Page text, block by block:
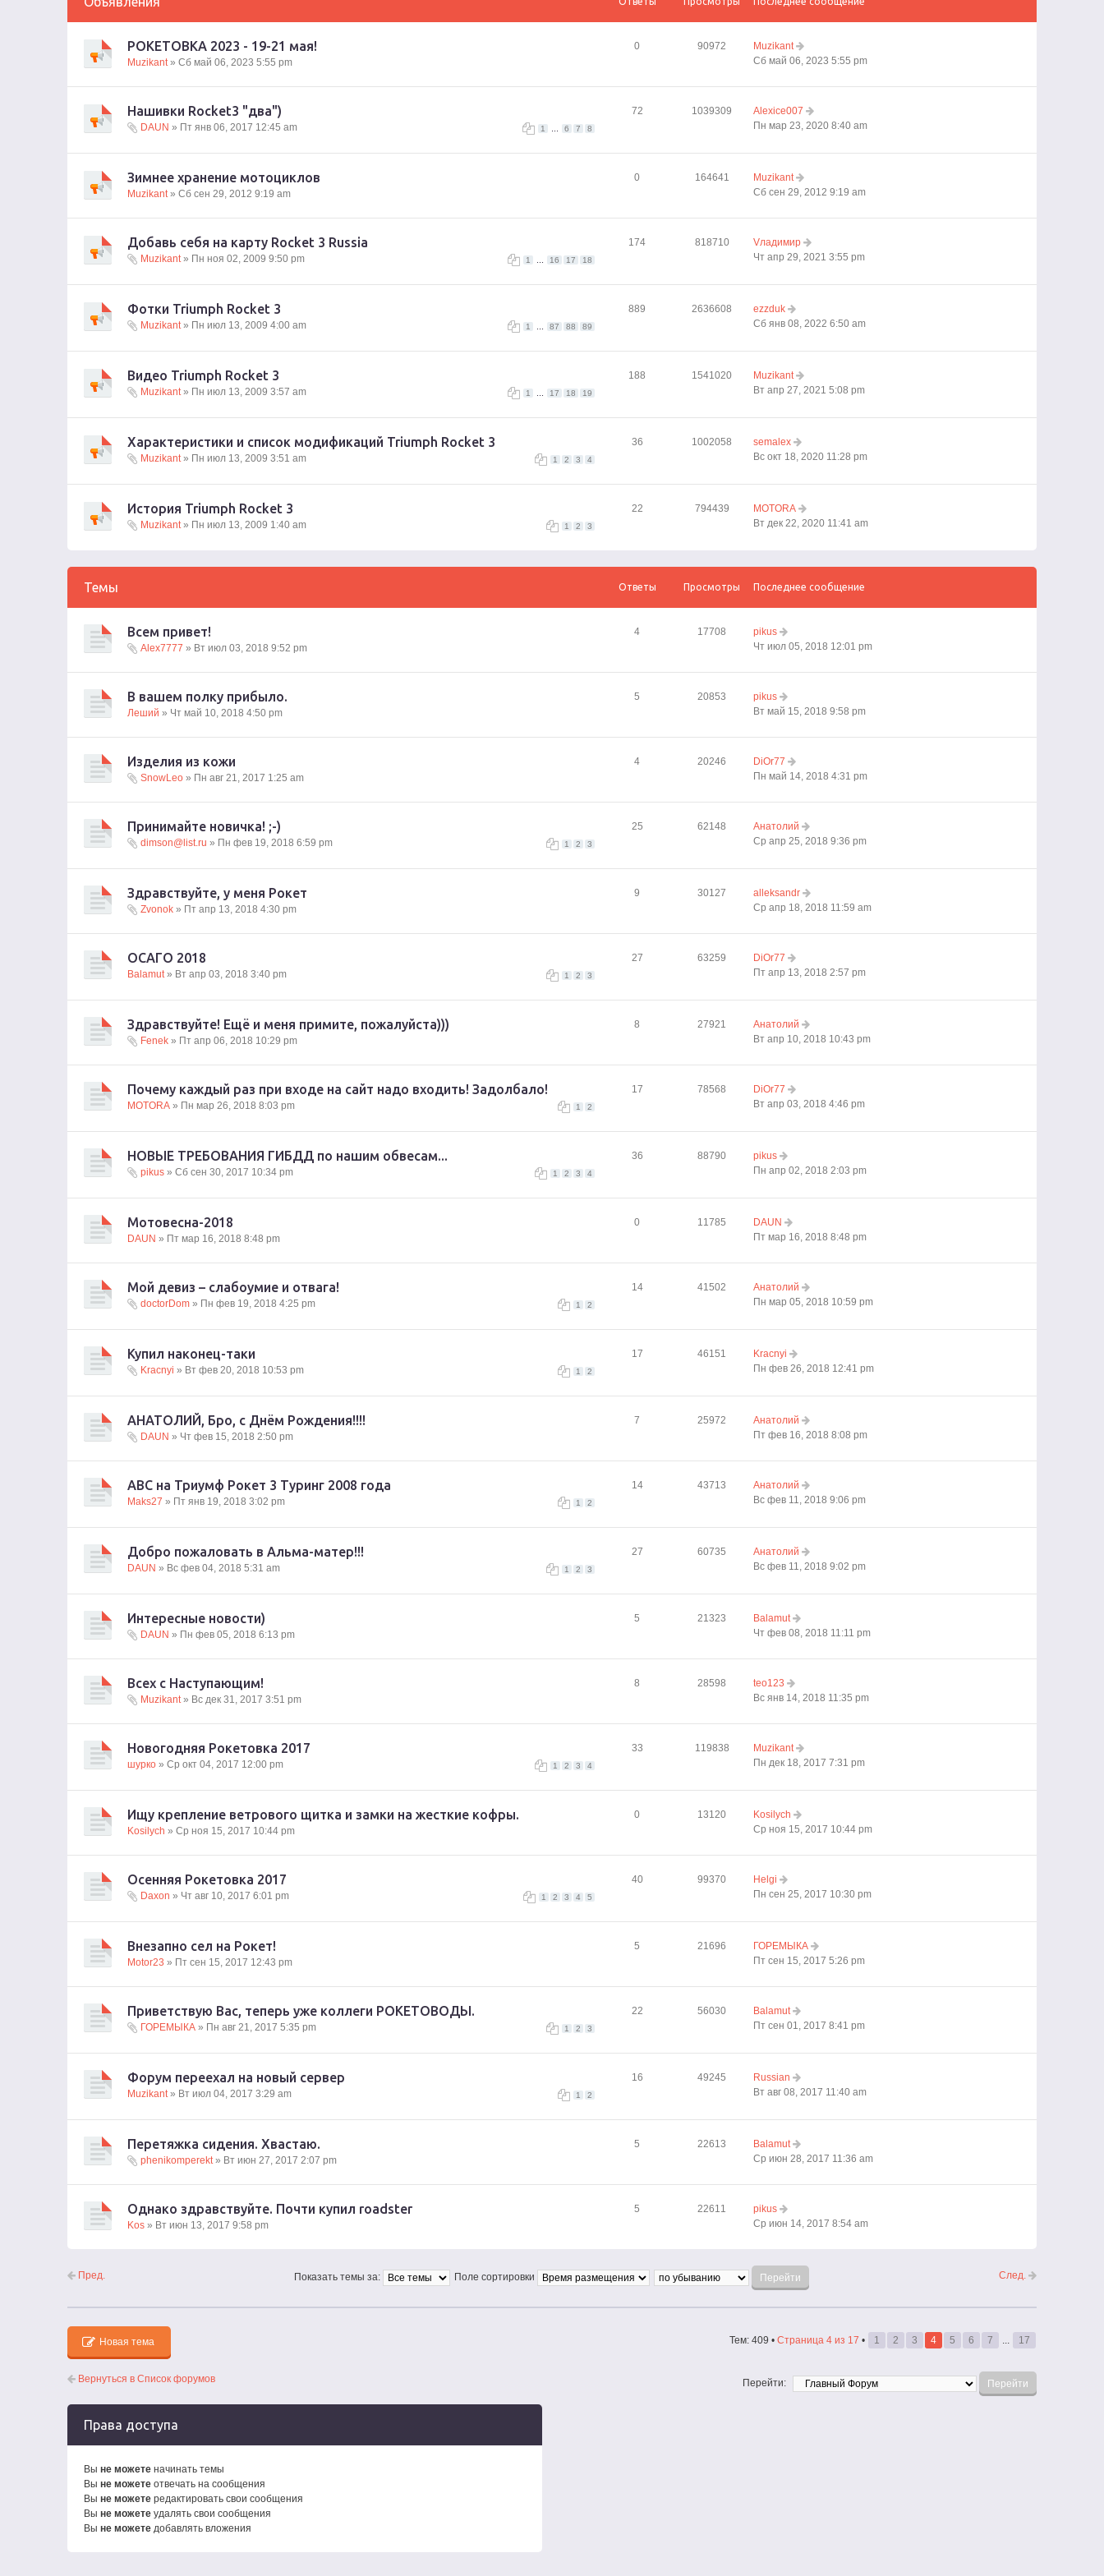
РОКЕТОВКА 2023 - 19-21 мая!
Muzikant» Сб май 06, 2023 5:55 pm
0 90972
Muzikant
Сб май 06, 2023 5:55 pm
Нашивки Rocket3 "два")
1 6 7 8
DAUN » Пт янв 06, 2017 12:45 am
72 1039309
Alexice007
Пн мар 23, 2020 8:40 am
Зимнее хранение мотоциклов
Muzikant» Сб сен 29, 2012 9:19 am
0 164641
Muzikant
Сб сен 29, 2012 9:19 am
Добавь себя на карту Rocket 3 Russia
1 16 17 18
Muzikant» Пн ноя 02, 2009 9:50 pm
174 818710
Vладимир
Чт апр 29, 2021 3:55 pm
Фотки Triumph Rocket 3
1 87 88 89
Muzikant» Пн июл 13, 2009 4:00 am
889 2636608
ezzduk
Сб янв 08, 2022 6:50 am
Видео Triumph Rocket 3
1 17 18 19
Muzikant» Пн июл 13, 2009 3:57 am
188 1541020
Muzikant
Вт апр 27, 2021 5:08 pm
Характеристики и список модификаций Triumph Rocket 3
1 2 3 4
Muzikant» Пн июл 13, 2009 3:51 am
36 1002058
semalex
Вс окт 18, 2020 11:28 pm
История Triumph Rocket 3
1 2 3
Muzikant» Пн июл 13, 2009 1:40 am
22 794439
MOTORA
Вт дек 22, 2020 11:41 am
Темы Ответы Просмотры Последнее сообщение
Всем привет!
Alex7777 » Вт июл 03, 2018 9:52 pm
4 17708
pikus
Чт июл 05, 2018 12:01 pm
В вашем полку прибыло.
Леший » Чт май 10, 2018 4:50 pm
5 20853
pikus
Вт май 15, 2018 9:58 pm
Изделия из кожи
SnowLeo » Пн авг 21, 2017 1:25 am
4 20246
DiOr77
Пн май 14, 2018 4:31 pm
Принимайте новичка! ;-)
1 2 3
dimson@list.ru » Пн фев 19, 2018 6:59 pm
25 62148
Анатолий
Ср апр 25, 2018 9:36 pm
Здравствуйте, у меня Рокет
Zvonok » Пт апр 13, 2018 4:30 pm
9 30127
alleksandr
Ср апр 18, 2018 11:59 am
ОСАГО 2018
1 2 3
Balamut» Вт апр 03, 2018 3:40 pm
27 63259
DiOr77
Пт апр 13, 2018 2:57 pm
Здравствуйте! Ещё и меня примите, пожалуйста)))
Fenek » Пт апр 06, 2018 10:29 pm
8 27921
Анатолий
Вт апр 10, 2018 10:43 pm
Почему каждый раз при входе на сайт надо входить! Задолбало!
1 2
MOTORA » Пн мар 26, 2018 8:03 pm
17 78568
DiOr77
Вт апр 03, 2018 4:46 pm
НОВЫЕ ТРЕБОВАНИЯ ГИБДД по нашим обвесам...
1 2 3 4
pikus » Сб сен 30, 2017 10:34 pm
36 88790
pikus
Пн апр 02, 2018 2:03 pm
Мотовесна-2018
DAUN » Пт мар 16, 2018 8:48 pm
0 11785
DAUN
Пт мар 16, 2018 8:48 pm
Мой девиз – слабоумие и отвага!
1 2
doctorDom » Пн фев 19, 2018 4:25 pm
14 41502
Анатолий
Пн мар 05, 2018 10:59 pm
Купил наконец-таки
1 2
Kracnyi » Вт фев 20, 2018 10:53 pm
17 46151
Kracnyi
Пн фев 26, 2018 12:41 pm
АНАТОЛИЙ, Бро, с Днём Рождения!!!!
DAUN » Чт фев 15, 2018 2:50 pm
7 25972
Анатолий
Пт фев 16, 2018 8:08 pm
ABC на Триумф Рокет 3 Туринг 2008 года
1 2
Maks27 » Пт янв 19, 2018 3:02 pm
14 43713
Анатолий
Вс фев 11, 2018 9:06 pm
Добро пожаловать в Альма-матер!!!
1 2 3
DAUN » Вс фев 04, 2018 5:31 am
27 60735
Анатолий
Вс фев 11, 2018 9:02 pm
Интересные новости)
DAUN » Пн фев 05, 2018 6:13 pm
5 21323
Balamut
Чт фев 08, 2018 11:11 pm
Всех с Наступающим!
Muzikant» Вс дек 31, 2017 3:51 pm
8 28598
teo123
Вс янв 14, 2018 11:35 pm
Новогодняя Рокетовка 2017
1 2 3 4
шурко » Ср окт 04, 2017 12:00 pm
33 119838
Muzikant
Пн дек 18, 2017 7:31 pm
Ищу крепление ветрового щитка и замки на жесткие кофры.
Kosilych » Ср ноя 15, 2017 10:44 pm
0 13120
Kosilych
Ср ноя 15, 2017 10:44 pm
Осенняя Рокетовка 2017
1 2 3 4 5
Daxon » Чт авг 10, 2017 6:01 pm
40 99370
Helgi
Пн сен 25, 2017 10:30 pm
Внезапно сел на Рокет!
Motor23 » Пт сен 15, 2017 12:43 pm
5 21696
ГОРЕМЫКА
Пт сен 15, 2017 5:26 pm
Приветствую Вас, теперь уже коллеги РОКЕТОВОДЫ.
1 2 3
ГОРЕМЫКА » Пн авг 21, 2017 5:35 pm
22 56030
Balamut
Пт сен 01, 2017 8:41 pm
Форум переехал на новый сервер
1 2
Muzikant» Вт июл 04, 2017 3:29 am
16 49245
Russian
Вт авг 08, 2017 11:40 am
Перетяжка сидения. Хвастаю.
phenikomperekt» Вт июн 27, 2017 2:07 pm
5 22613
Balamut
Ср июн 28, 2017 11:36 am
Однако здравствуйте. Почти купил roadster
Kos » Вт июн 13, 2017 9:58 pm
5 22611
pikus
Ср июн 14, 2017 8:54 am
Пред. След.
Показать темы за: Поле сортировки
Новая тема Тем: 409 • Страница 4 из 17 • 1 2 3 4 5 6 7 ... 17
Вернуться в Список форумов Перейти:
Права доступа
Вы не можете начинать темы
Вы не можете отвечать на сообщения
Вы не можете редактировать свои сообщения
Вы не можете удалять свои сообщения
Вы не можете добавлять вложения